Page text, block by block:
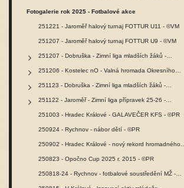
Fotogalerie rok 2025 - Fotbalové akce
251221 - Jaroměř halový turnaj FOTTUR U11 - ©VM
251207 - Jaroměř halový turnaj FOTTUR U9 - ©VM
251207 - Dobruška - Zimní liga mladších žáků -…
251206 - Kostelec nO - Valná hromada Okresního…
251123 - Dobruška - Zimní liga mladších žáků -…
251122 - Jaroměř - Zimní liga přípravek 25-26 -…
251003 - Hradec Králové - GALAVEČER KFS - ©PR
250924 - Rychnov - nábor dětí - ©PR
250902 - Hradec Králové - nový rekord hromadného…
250823 - Opočno Cup 2025 r. 2015 - ©PR
250818-24 - Rychnov - fotbalové soustředění MŽ -…